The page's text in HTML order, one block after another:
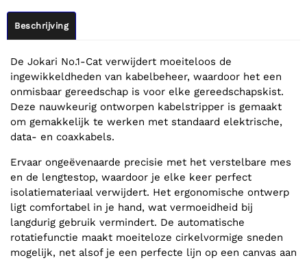
Beschrijving
De Jokari No.1-Cat verwijdert moeiteloos de
ingewikkeldheden van kabelbeheer, waardoor het een
onmisbaar gereedschap is voor elke gereedschapskist.
Deze nauwkeurig ontworpen kabelstripper is gemaakt
om gemakkelijk te werken met standaard elektrische,
data- en coaxkabels.
Ervaar ongeëvenaarde precisie met het verstelbare mes
en de lengtestop, waardoor je elke keer perfect
isolatiemateriaal verwijdert. Het ergonomische ontwerp
ligt comfortabel in je hand, wat vermoeidheid bij
langdurig gebruik vermindert. De automatische
rotatiefunctie maakt moeiteloze cirkelvormige sneden
mogelijk, net alsof je een perfecte lijn op een canvas aan